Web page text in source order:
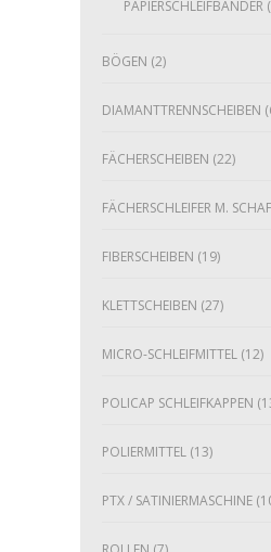
PAPIERSCHLEIFBÄNDER
BÖGEN (2)
DIAMANTTRENNSCHEIBEN
FÄCHERSCHEIBEN (22)
FÄCHERSCHLEIFER M.
FIBERSCHEIBEN (19)
KLETTSCHEIBEN (27)
MICRO-SCHLEIFMITTEL (12)
POLICAP SCHLEIFKAPPEN
POLIERMITTEL (13)
PTX / SATINIERMASCHINE